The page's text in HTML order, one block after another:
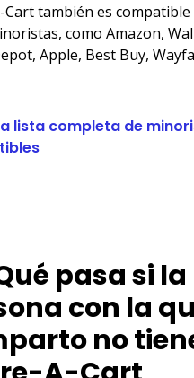
Cart también es compatible
como Amazon,
Apple, Best Buy,
lista completa de
pasa si la
con la
no